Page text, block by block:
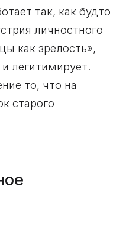
так, как будто
личностного
как зрелость»,
и легитимирует.
то, что на
старого